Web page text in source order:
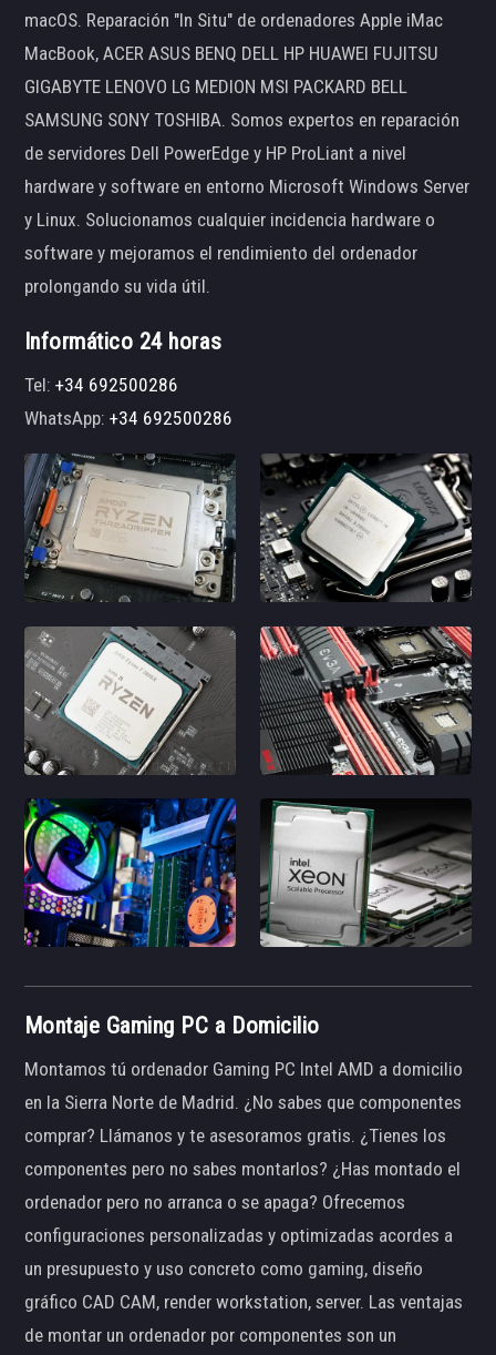
macOS. Reparación "In Situ" de ordenadores Apple iMac
MacBook, ACER ASUS BENQ DELL HP HUAWEI FUJITSU
GIGABYTE LENOVO LG MEDION MSI PACKARD BELL
SAMSUNG SONY TOSHIBA. Somos expertos en reparación
de servidores Dell PowerEdge y HP ProLiant a nivel
hardware y software en entorno Microsoft Windows Server
y Linux. Solucionamos cualquier incidencia hardware o
software y mejoramos el rendimiento del ordenador
prolongando su vida útil.
Informático 24 horas
Tel:+34 692500286
WhatsApp:+34 692500286
Montaje Gaming PC a Domicilio
Montamos tú ordenador Gaming PC Intel AMD a domicilio
en la Sierra Norte de Madrid. ¿No sabes que componentes
comprar? Llámanos y te asesoramos gratis. ¿Tienes los
componentes pero no sabes montarlos? ¿Has montado el
ordenador pero no arranca o se apaga? Ofrecemos
configuraciones personalizadas y optimizadas acordes a
un presupuesto y uso concreto como gaming, diseño
gráfico CAD CAM, render workstation, server. Las ventajas
de montar un ordenador por componentes son un